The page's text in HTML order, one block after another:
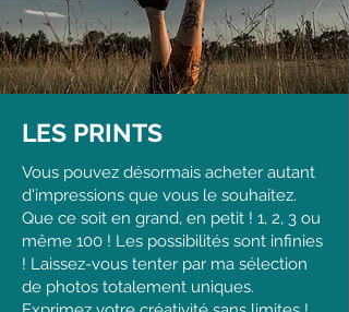
LES PRINTS
Vous pouvez désormais acheter autant
d'impressions que vous le souhaitez.
Que ce soit en grand, en petit ! 1, 2, 3 ou
même 100 ! Les possibilités sont infinies
! Laissez-vous tenter par ma sélection
de photos totalement uniques.